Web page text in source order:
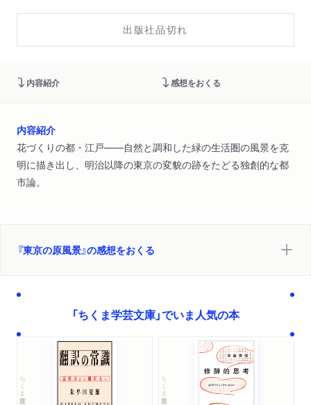
出版社品切れ
内容紹介 感想をおくる
内容紹介
花づくりの都・江戸――自然と調和した緑の生活圏の風景を克
明に描き出し、明治以降の東京の変貌の跡をたどる独創的な都
市論。
『東京の原風景』の感想をおくる
「ちくま学芸文庫」でいま人気の本
ちくま学芸文庫 ちくま学芸文庫